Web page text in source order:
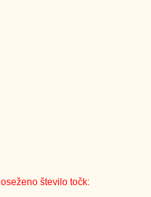
število točk: